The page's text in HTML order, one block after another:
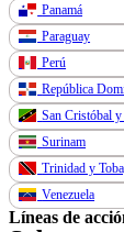
Panamá
Paraguay
Perú
República
San Cristóbal
Surinam
Trinidad y
Venezuela
Líneas de